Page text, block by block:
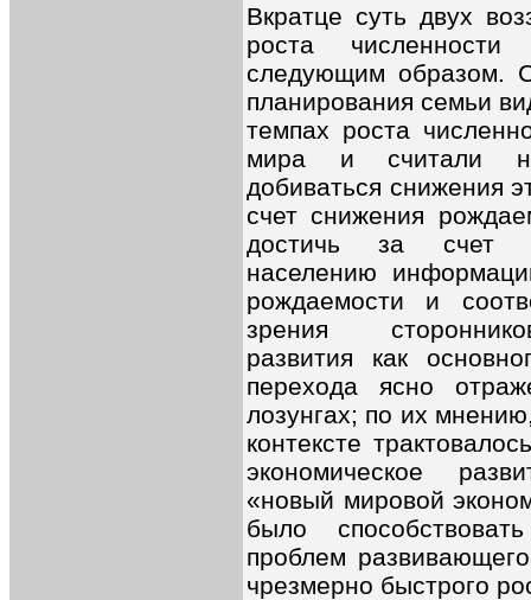
Вкратце суть двух
роста
следующим образом.
планирования семьи
темпах роста
мира и считали
добиваться снижения
счет снижения
достичь за счет
населению
рождаемости и
зрения
развития как
перехода ясно
лозунгах; по их
контексте
экономическое
«новый мировой
было
проблем
чрезмерно быстрого